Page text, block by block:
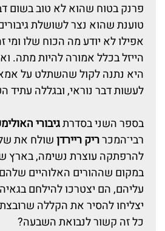
פרנק בטוח שהוא לא טוב בשום
טוענת שהוא נצר לשושלת
אפילו לא יודע מה הכוח שלו ומי
הייזל בכלל אמורה להיות מתה.
היא נתנה לקול שהשתלט על
לעשות דבר נוראי, ובגללה עתיד
בספר השני בסדרתגיבורי
רבי־המכרריק ריירדןשולח את
להרפתקה עוצרת נשימה, בארץ
במקום שההורים האלוהיים שלהם
עליהם, הם יצטרכו להילחם
יצליחו להסיר את הקללה
כל זה קשור לנבואת השבעה?